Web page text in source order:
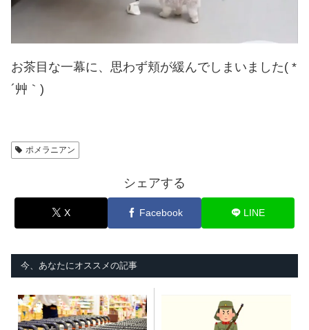
お茶目な一幕に、思わず頬が緩んでしまいました( *
´艸｀)
ポメラニアン
シェアする
X Facebook LINE
今、あなたにオススメの記事